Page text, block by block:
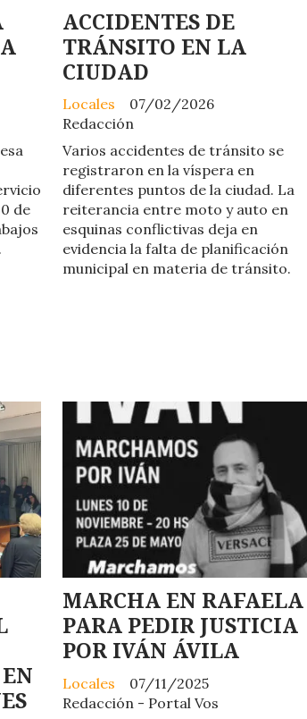
de
ACCIDENTES DE
TRÁNSITO EN LA
CIUDAD
Redacción
Locales 07/02/2026
Varios accidentes de tránsito se
registraron en la víspera en
diferentes puntos de la ciudad. La
reiterancia entre moto y auto en
esquinas conflictivas deja en
evidencia la falta de planificación
municipal en materia de tránsito.
MARCHA EN RAFAELA
PARA PEDIR JUSTICIA
POR IVÁN ÁVILA
Redacción - Portal Vos
Locales 07/11/2025